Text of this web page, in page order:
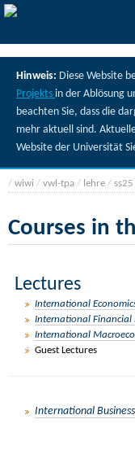
Hinweis: Diese Website
Projekts in der Ablösung
beachten Sie, dass die
mehr aktuell sind.
Website der Universität
/ wiwi / vwl-tpa / lehre / ss25
Courses in
Lectures
International
International Financial
International
Guest Lectures
International